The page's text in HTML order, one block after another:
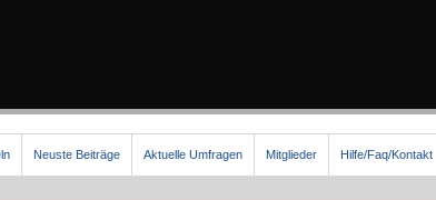
Neuste Beiträge Aktuelle Umfragen Mitglieder Hilfe/Faq/Kontakt